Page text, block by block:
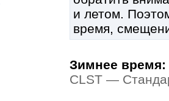
и летом.
время,
Зимнее время:
CLST —